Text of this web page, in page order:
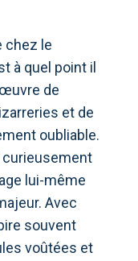
chez le
à quel point il
de
et de
oubliable.
curieusement
lui-même
Avec
souvent
voûtées et